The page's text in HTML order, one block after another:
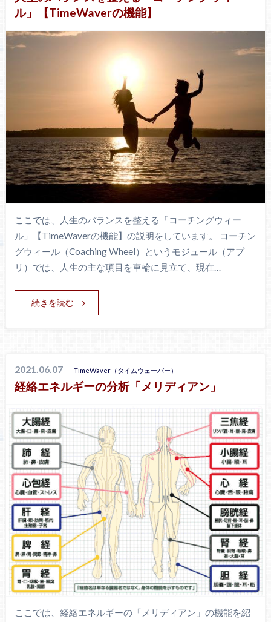
ル」【TimeWaverの機能】
ここでは、人生のバランスを整える「コーチングウィー
ル」【TimeWaverの機能】の説明をしています。 コーチン
グウィール（Coaching Wheel）というモジュール（アプ
リ）では、人生の主な項目を車輪に見立て、現在…
続きを読む
2021.06.07 TimeWaver（タイムウェーバー）
経絡エネルギーの分析「メリディアン」
ここでは、経絡エネルギーの「メリディアン」の機能を紹